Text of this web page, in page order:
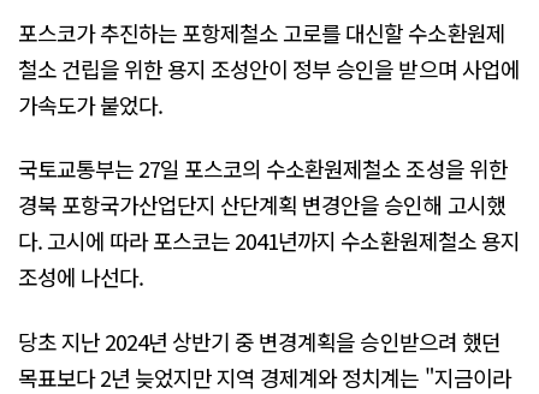
포스코가 추진하는 포항제철소 고로를 대신할 수소환원제
철소 건립을 위한 용지 조성안이 정부 승인을 받으며 사업에
가속도가 붙었다.
국토교통부는 27일 포스코의 수소환원제철소 조성을 위한
경북 포항국가산업단지 산단계획 변경안을 승인해 고시했
다. 고시에 따라 포스코는 2041년까지 수소환원제철소 용지
조성에 나선다.
당초 지난 2024년 상반기 중 변경계획을 승인받으려 했던
목표보다 2년 늦었지만 지역 경제계와 정치계는 "지금이라